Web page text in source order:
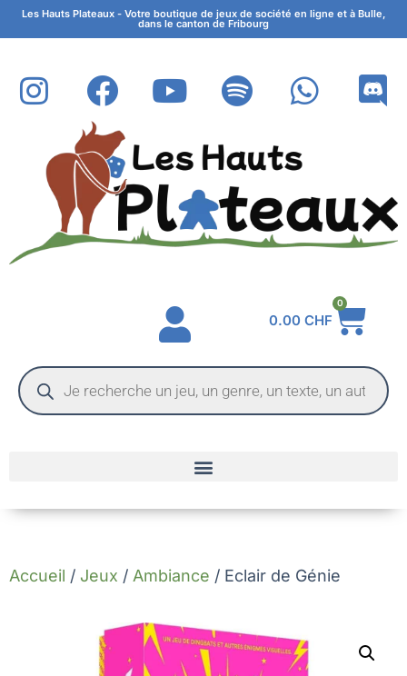
Les Hauts Plateaux - Votre boutique de jeux de société en ligne et à Bulle,
dans le canton de Fribourg
0.00 CHF
0
Accueil / Jeux / Ambiance / Eclair de Génie